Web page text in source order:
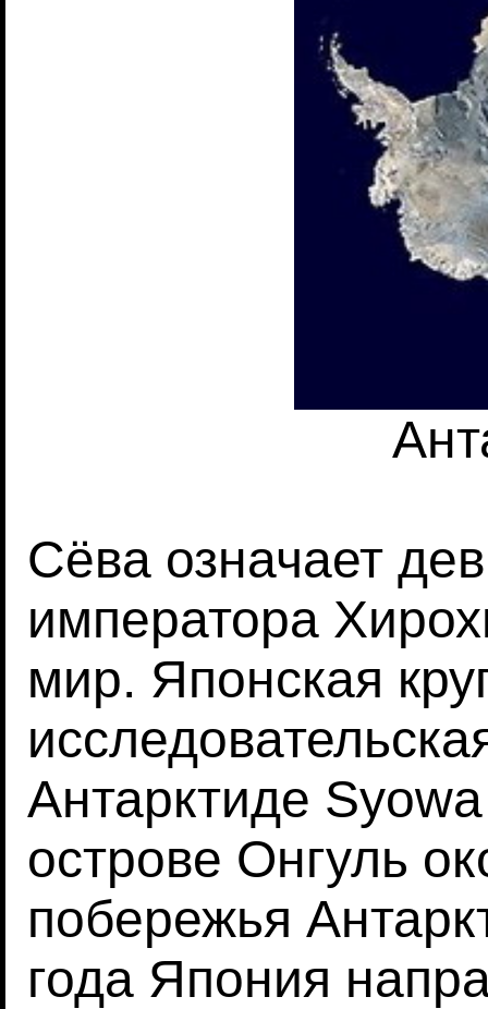
Сёва означает
императора
мир. Японская
Антарктиде
острове Онгуль
побережья
года Япония